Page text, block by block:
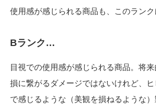
使用感が感じられる商品も、このランク
Bランク…
目視での使用感が感じられる商品。将
損に繋がるダメージではないけれど、
で感じるような（美観を損ねるような